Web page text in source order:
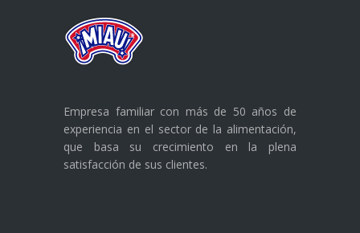
Empresa familiar con más de 50 años de
experiencia en el sector de la alimentación,
que basa su crecimiento en la plena
satisfacción de sus clientes.